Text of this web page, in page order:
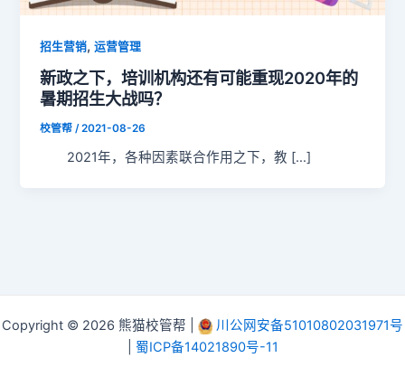
招生营销,运营管理
新政之下，培训机构还有可能重现2020年的
暑期招生大战吗？
校管帮 /2021-08-26
2021年，各种因素联合作用之下，教 […]
Copyright © 2026 熊猫校管帮 |
川公网安备51010802031971号
蜀ICP备14021890号-11